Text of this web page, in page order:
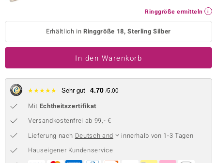
BY DE MELO
Collection
Ringgröße ermitteln
Erhältlich inRinggröße 18, Sterling Silber
In den Warenkorb
★★★★★ Sehr gut 4.70 /5.00
Mit Echtheitszertifikat
Versandkostenfrei ab 99,- €
Lieferung nach Deutschland
innerhalb von 1-3 Tagen
Hauseigener Kundenservice